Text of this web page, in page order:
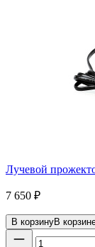
Лучевой
7 650 ₽
В корзинуВ